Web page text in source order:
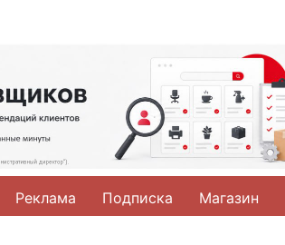
Реклама Подписка Магазин